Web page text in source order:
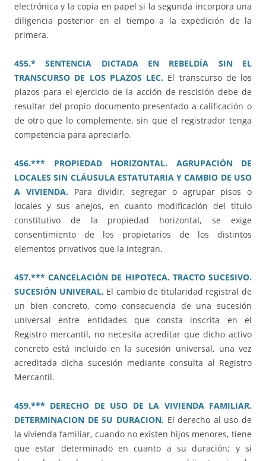
electrónica y la copia en papel si la segunda incorpora una
diligencia posterior en el tiempo a la expedición de la
primera.
455.* SENTENCIA DICTADA EN REBELDÍA SIN EL
TRANSCURSO DE LOS PLAZOS LEC. El transcurso de los
plazos para el ejercicio de la acción de rescisión debe de
resultar del propio documento presentado a calificación o
de otro que lo complemente, sin que el registrador tenga
competencia para apreciarlo.
456.*** PROPIEDAD HORIZONTAL. AGRUPACIÓN DE
LOCALES SIN CLÁUSULA ESTATUTARIA Y CAMBIO DE USO
A VIVIENDA. Para dividir, segregar o agrupar pisos o
locales y sus anejos, en cuanto modificación del título
constitutivo de la propiedad horizontal, se exige
consentimiento de los propietarios de los distintos
elementos privativos que la integran.
457.*** CANCELACIÓN DE HIPOTECA. TRACTO SUCESIVO.
SUCESIÓN UNIVERAL. El cambio de titularidad registral de
un bien concreto, como consecuencia de una sucesión
universal entre entidades que consta inscrita en el
Registro mercantil, no necesita acreditar que dicho activo
concreto está incluido en la sucesión universal, una vez
acreditada dicha sucesión mediante consulta al Registro
Mercantil.
459.*** DERECHO DE USO DE LA VIVIENDA FAMILIAR.
DETERMINACION DE SU DURACION. El derecho al uso de
la vivienda familiar, cuando no existen hijos menores, tiene
que estar determinado en cuanto a su duración; y si